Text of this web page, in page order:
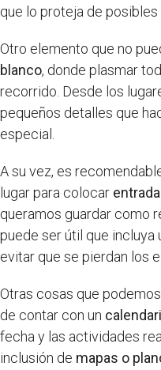
que lo proteja de
Otro elemento que no
blanco, donde plasmar
recorrido. Desde los
pequeños detalles que
especial.
A su vez, es
lugar para colocar
queramos guardar como
puede ser útil que incluya
evitar que se pierdan los
Otras cosas que
de contar con un
fecha y las actividades
inclusión de mapas o